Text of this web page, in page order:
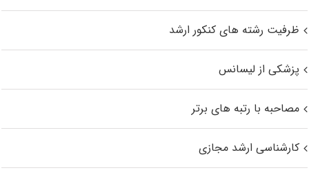
ظرفیت رشته های کنکور ارشد
پزشکی از لیسانس
مصاحبه با رتبه های برتر
کارشناسی ارشد مجازی